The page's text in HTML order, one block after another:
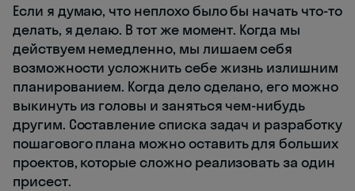
Если я думаю, что неплохо было бы начать что-то
делать, я делаю. В тот же момент. Когда мы
действуем немедленно, мы лишаем себя
возможности усложнить себе жизнь излишним
планированием. Когда дело сделано, его можно
выкинуть из головы и заняться чем-нибудь
другим. Составление списка задач и разработку
пошагового плана можно оставить для больших
проектов, которые сложно реализовать за один
присест.